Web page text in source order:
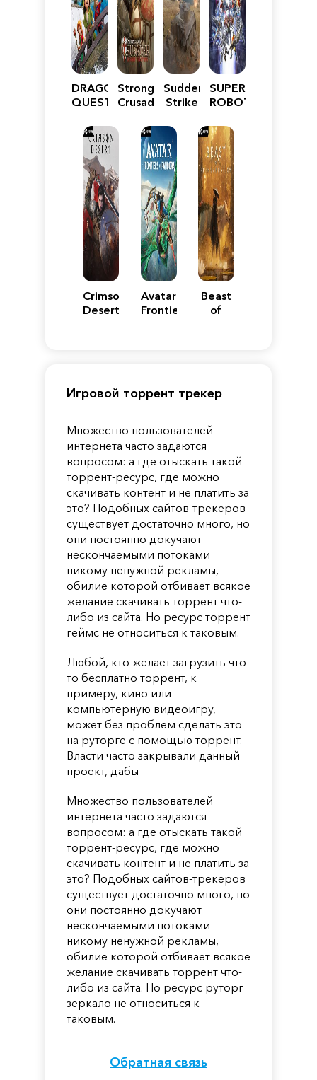
DRAGON
QUEST
Reimagined
Stronghold
Crusader:
Edition
Sudden
Strike
SUPER
ROBOT
Y
Crimson
Desert
Avatar:
Frontiers
Beast
of
Игровой торрент трекер
Множество пользователей
интернета часто задаются
вопросом: а где отыскать такой
торрент-ресурс, где можно
скачивать контент и не платить за
это? Подобных сайтов-трекеров
существует достаточно много, но
они постоянно докучают
нескончаемыми потоками
никому ненужной рекламы,
обилие которой отбивает всякое
желание скачивать торрент что-
либо из сайта. Но ресурс торрент
геймс не относиться к таковым.
Любой, кто желает загрузить что-
то бесплатно торрент, к
примеру, кино или
компьютерную видеоигру,
может без проблем сделать это
на руторге с помощью торрент.
Власти часто закрывали данный
проект, дабы
Множество пользователей
интернета часто задаются
вопросом: а где отыскать такой
торрент-ресурс, где можно
скачивать контент и не платить за
это? Подобных сайтов-трекеров
существует достаточно много, но
они постоянно докучают
нескончаемыми потоками
никому ненужной рекламы,
обилие которой отбивает всякое
желание скачивать торрент что-
либо из сайта. Но ресурс руторг
зеркало не относиться к
таковым.
Обратная связь